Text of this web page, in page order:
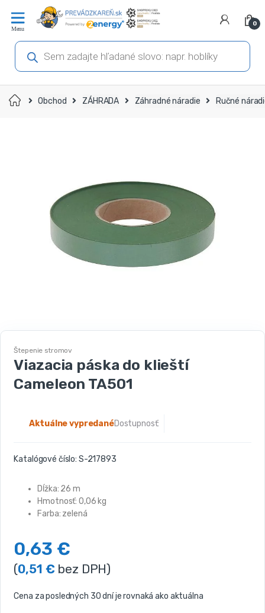
navigáciu
obsah
0
Products
search
Domov Obchod ZÁHRADA Záhradné náradie Ručné
Štepenie stromov
Viazacia páska do klieští
Cameleon TA501
Dostupnosť:
Aktuálne vypredané
Katalógové číslo: S-217893
Dĺžka: 26 m
Hmotnosť: 0,06 kg
Farba: zelená
0,63 €
(0,51 € bez DPH)
Cena za posledných 30 dní je rovnaká ako aktuálna